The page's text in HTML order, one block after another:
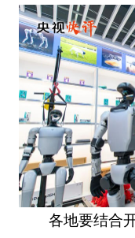
各地要结合